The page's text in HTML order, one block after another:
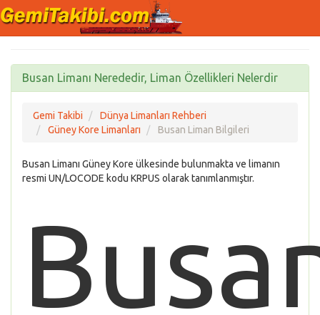
Busan Limanı Nerededir, Liman Özellikleri Nelerdir
Gemi Takibi
Dünya Limanları Rehberi
Güney Kore Limanları
Busan Liman Bilgileri
Busan Limanı Güney Kore ülkesinde bulunmakta ve limanın
resmi UN/LOCODE kodu KRPUS olarak tanımlanmıştır.